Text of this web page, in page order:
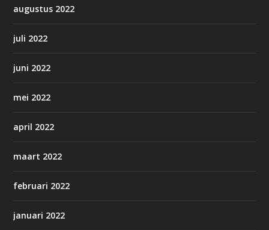
augustus 2022
juli 2022
juni 2022
mei 2022
april 2022
maart 2022
februari 2022
januari 2022